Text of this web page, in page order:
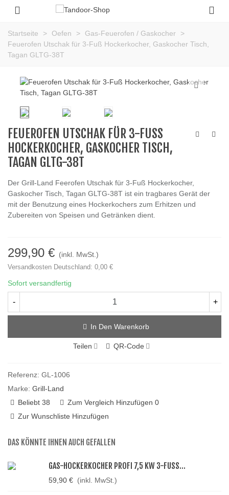
Startseite > Oefen > Gas-Feuerofen / Gaskocher
>
Feuerofen Utschak für 3-Fuß Hockerkocher, Gaskocher Tisch,
Tagan GLTG-38T
FEUEROFEN UTSCHAK FÜR 3-FUSS H
OCKERKOCHER, GASKOCHER TISCH, T
AGAN GLTG-38T
Der Grill-Land Feerofen Utschak für 3-Fuß Hockerkocher,
Gaskocher Tisch, Tagan GLTG-38T ist ein tragbares Gerät der
mit der Benutzung eines Hockerkochers zum Erhitzen und
Zubereiten von Speisen und Getränken dient.
299,90 € (inkl. MwSt.)
Versandkosten Deutschland: 0,00 €
Sofort versandfertig
- +
In Den Warenkorb
Teilen QR-Code
Referenz: GL-1006
Marke: Grill-Land
Beliebt 38 Zum Vergleich Hinzufügen 0
Zur Wunschliste Hinzufügen
DAS KÖNNTE IHNEN AUCH GEFALLEN
GAS-HOCKERKOCHER PROFI 7,5 KW 3-FUSS...
59,90 € (inkl. MwSt.)